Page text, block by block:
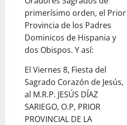
primerísimo orden, el Prior
Provincia de los Padres
Dominicos de Hispania y
dos Obispos. Y así:
El Viernes 8, Fiesta del
Sagrado Corazón de Jesús,
al M.R.P. JESÚS DÍAZ
SARIEGO, O.P, PRIOR
PROVINCIAL DE LA